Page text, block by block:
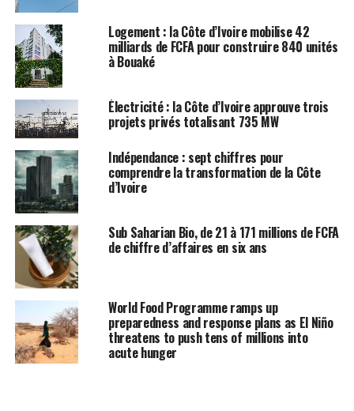
Logement : la Côte d’Ivoire mobilise 42
milliards de FCFA pour construire 840 unités
à Bouaké
Électricité : la Côte d’Ivoire approuve trois
projets privés totalisant 735 MW
Indépendance : sept chiffres pour
comprendre la transformation de la Côte
d’Ivoire
Sub Saharian Bio, de 21 à 171 millions de FCFA
de chiffre d’affaires en six ans
World Food Programme ramps up
preparedness and response plans as El Niño
threatens to push tens of millions into
acute hunger